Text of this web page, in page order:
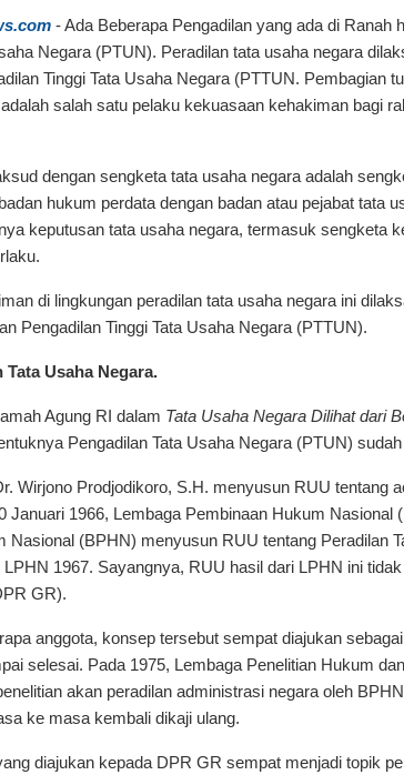
- Ada Beberapa Pengadilan yang ada di
Negara (PTUN). Peradilan tata usaha negara
Tinggi Tata Usaha Negara (PTTUN. Pembagian
salah satu pelaku kekuasaan kehakiman bagi
dengan sengketa tata usaha negara adalah
hukum perdata dengan badan atau pejabat tata
keputusan tata usaha negara, termasuk sengketa
di lingkungan peradilan tata usaha negara ini
Pengadilan Tinggi Tata Usaha Negara (PTTUN).
Usaha Negara.
Agung RI dalam Tata Usaha Negara Dilihat dari
Pengadilan Tata Usaha Negara (PTUN)
Wirjono Prodjodikoro, S.H. menyusun RUU tentang
Januari 1966, Lembaga Pembinaan Hukum
Nasional (BPHN) menyusun RUU tentang Peradilan
LPHN 1967. Sayangnya, RUU hasil dari LPHN ini
GR).
anggota, konsep tersebut sempat diajukan
selesai. Pada 1975, Lembaga Penelitian Hukum
akan peradilan administrasi negara oleh
ke masa kembali dikaji ulang.
diajukan kepada DPR GR sempat menjadi topik